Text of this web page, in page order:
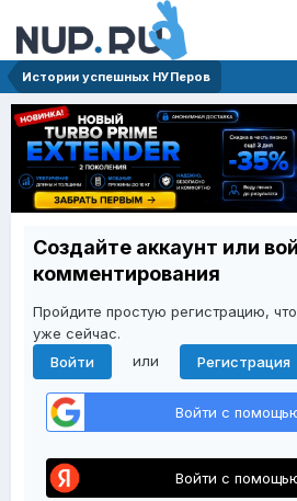
Истории успешных НУПеров
Создайте аккаунт или
комментирования
Пройдите простую регистрацию,
уже сейчас.
Войти
или Регистрация
Войти с
Войти с